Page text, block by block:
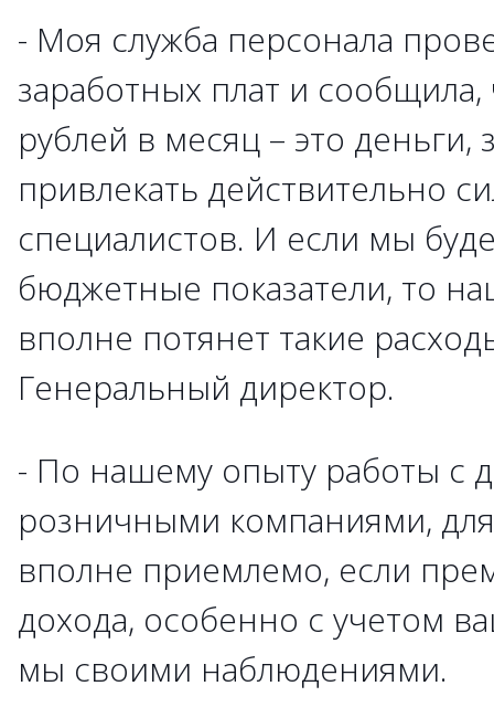
- Моя служба персонала
заработных плат и
рублей в месяц – это
привлекать действительно
специалистов. И если мы
бюджетные показатели, то
вполне потянет такие
Генеральный директор.
- По нашему опыту работы с
розничными компаниями,
вполне приемлемо, если
дохода, особенно с учетом
мы своими наблюдениями.